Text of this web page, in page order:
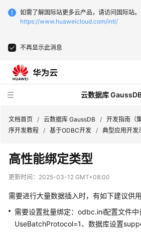
如需了解国际站更多云产品，请访问国际站。
https://www.huaweicloud.com/intl/
不再显示此消息
云数据库
最
新
动
服
务
公
文档首页 / 云数据库 GaussDB / 开发指南（
序开发教程 / 基于ODBC开发 / 典型应用开发
高性能绑定类型
更新时间： 2025-03-12 GMT+08:00
需要进行大量数据插入时，有如下建议供
需要设置批量绑定：odbc.ini配置文件中
UseBatchProtocol=1、数据库设置